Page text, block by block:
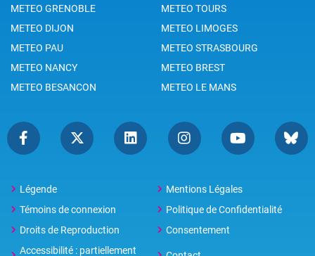
METEO GRENOBLE
METEO TOURS
METEO DIJON
METEO LIMOGES
METEO PAU
METEO STRASBOURG
METEO NANCY
METEO BREST
METEO BESANCON
METEO LE MANS
Légende
Mentions Légales
Témoins de connexion
Politique de Confidentialité
Droits de Reproduction
Consentement
Accessibilité : partiellement